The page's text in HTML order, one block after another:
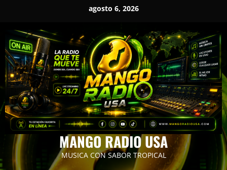
contenido
agosto 6, 2026
MANGO RADIO USA
MUSICA CON SABOR TROPICAL